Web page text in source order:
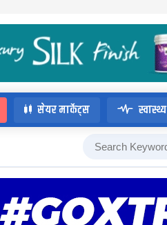
सेयर मार्केट्स स्वास्थ्य